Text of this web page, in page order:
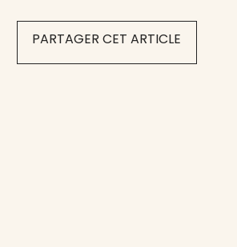
PARTAGER CET ARTICLE